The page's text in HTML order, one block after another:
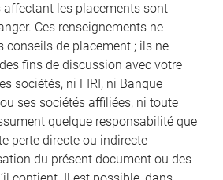
affectant les placements sont
Ces renseignements ne
conseils de placement ; ils ne
fins de discussion avec votre
sociétés, ni FIRI, ni Banque
ses sociétés affiliées, ni toute
quelque responsabilité que
perte directe ou indirecte
du présent document ou des